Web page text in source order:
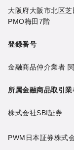
大阪府大阪市北区
PMO梅田7階
登録番号
金融商品仲介業者
所属金融商品取引業
株式会社SBI証券
PWM日本証券株式